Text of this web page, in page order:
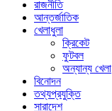
রাজনীতি
আন্তর্জাতিক
খেলাধুলা
ক্রিকেট
ফুটবল
অন্যান্য খেলা
বিনোদন
তথ্যপ্রযুক্তি
সারাদেশ